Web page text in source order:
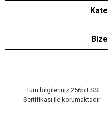
Tüm bilgileriniz 256bit SSL
Sertifikası ile korumaktadır